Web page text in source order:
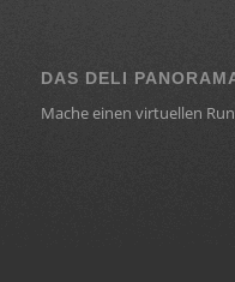
DAS DELI
Mache einen virtuellen